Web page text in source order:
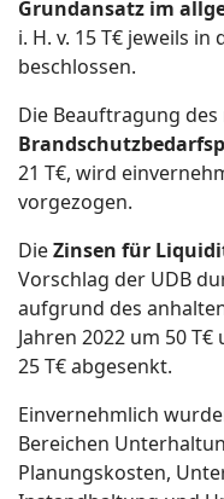
Grundansatz im
i. H. v. 15 T€ jeweils in
beschlossen.
Die Beauftragung des
21 T€, wird
vorgezogen.
DieZinsen für
Vorschlag der UDB
aufgrund des
Jahren 2022 um 50
25 T€ abgesenkt.
Einvernehmlich
Bereichen
Planungskosten,